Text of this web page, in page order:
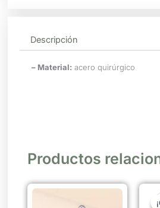
Descripción
– Material: acero quirúrgico
Productos